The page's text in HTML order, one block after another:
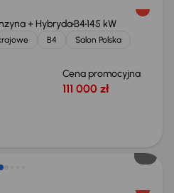
+ HybrydaB4145 kW
B4
Salon Polska
Cena promocyjna
111 000 zł